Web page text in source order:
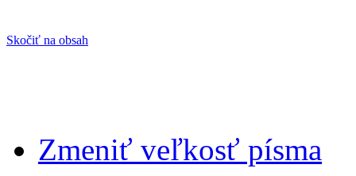
Skočiť na obsah
Zmeniť veľkosť písma